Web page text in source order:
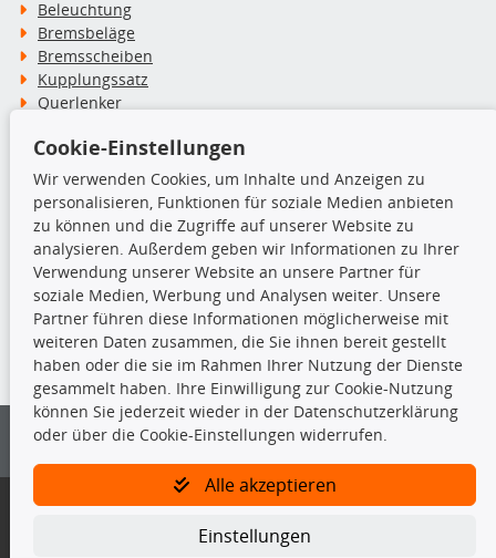
Beleuchtung
Bremsbeläge
Bremsscheiben
Kupplungssatz
Querlenker
Stoßdämpfer
TecDoc Inside
Die hier angezeigten Daten insbesondere die gesamte Datenbank dürfen
nicht kopiert werden.
Es ist zu unterlassen, die Daten oder die gesamte Datenbank ohne
vorherige Zustimmung von TecDoc zu vervielfältigen, zu verbreiten
und/oder diese Handlungen durch Dritte ausführen zu lassen. Ein
Bitte prüfen Sie, ob das über unseren Onlineshop identifizierte Ersatzteil
Gegebenenfalls sind ergänzende Informationen notwendig, um
Cookie-Einstellungen
Wir verwenden Cookies, um Inhalte und Anzeigen zu
personalisieren, Funktionen für soziale Medien anbieten
zu können und die Zugriffe auf unserer Website zu
analysieren. Außerdem geben wir Informationen zu Ihrer
Verwendung unserer Website an unsere Partner für
soziale Medien, Werbung und Analysen weiter. Unsere
Partner führen diese Informationen möglicherweise mit
weiteren Daten zusammen, die Sie ihnen bereit gestellt
haben oder die sie im Rahmen Ihrer Nutzung der Dienste
gesammelt haben. Ihre Einwilligung zur Cookie-Nutzung
können Sie jederzeit wieder in der Datenschutzerklärung
oder über die Cookie-Einstellungen widerrufen.
Alle akzeptieren
Einstellungen